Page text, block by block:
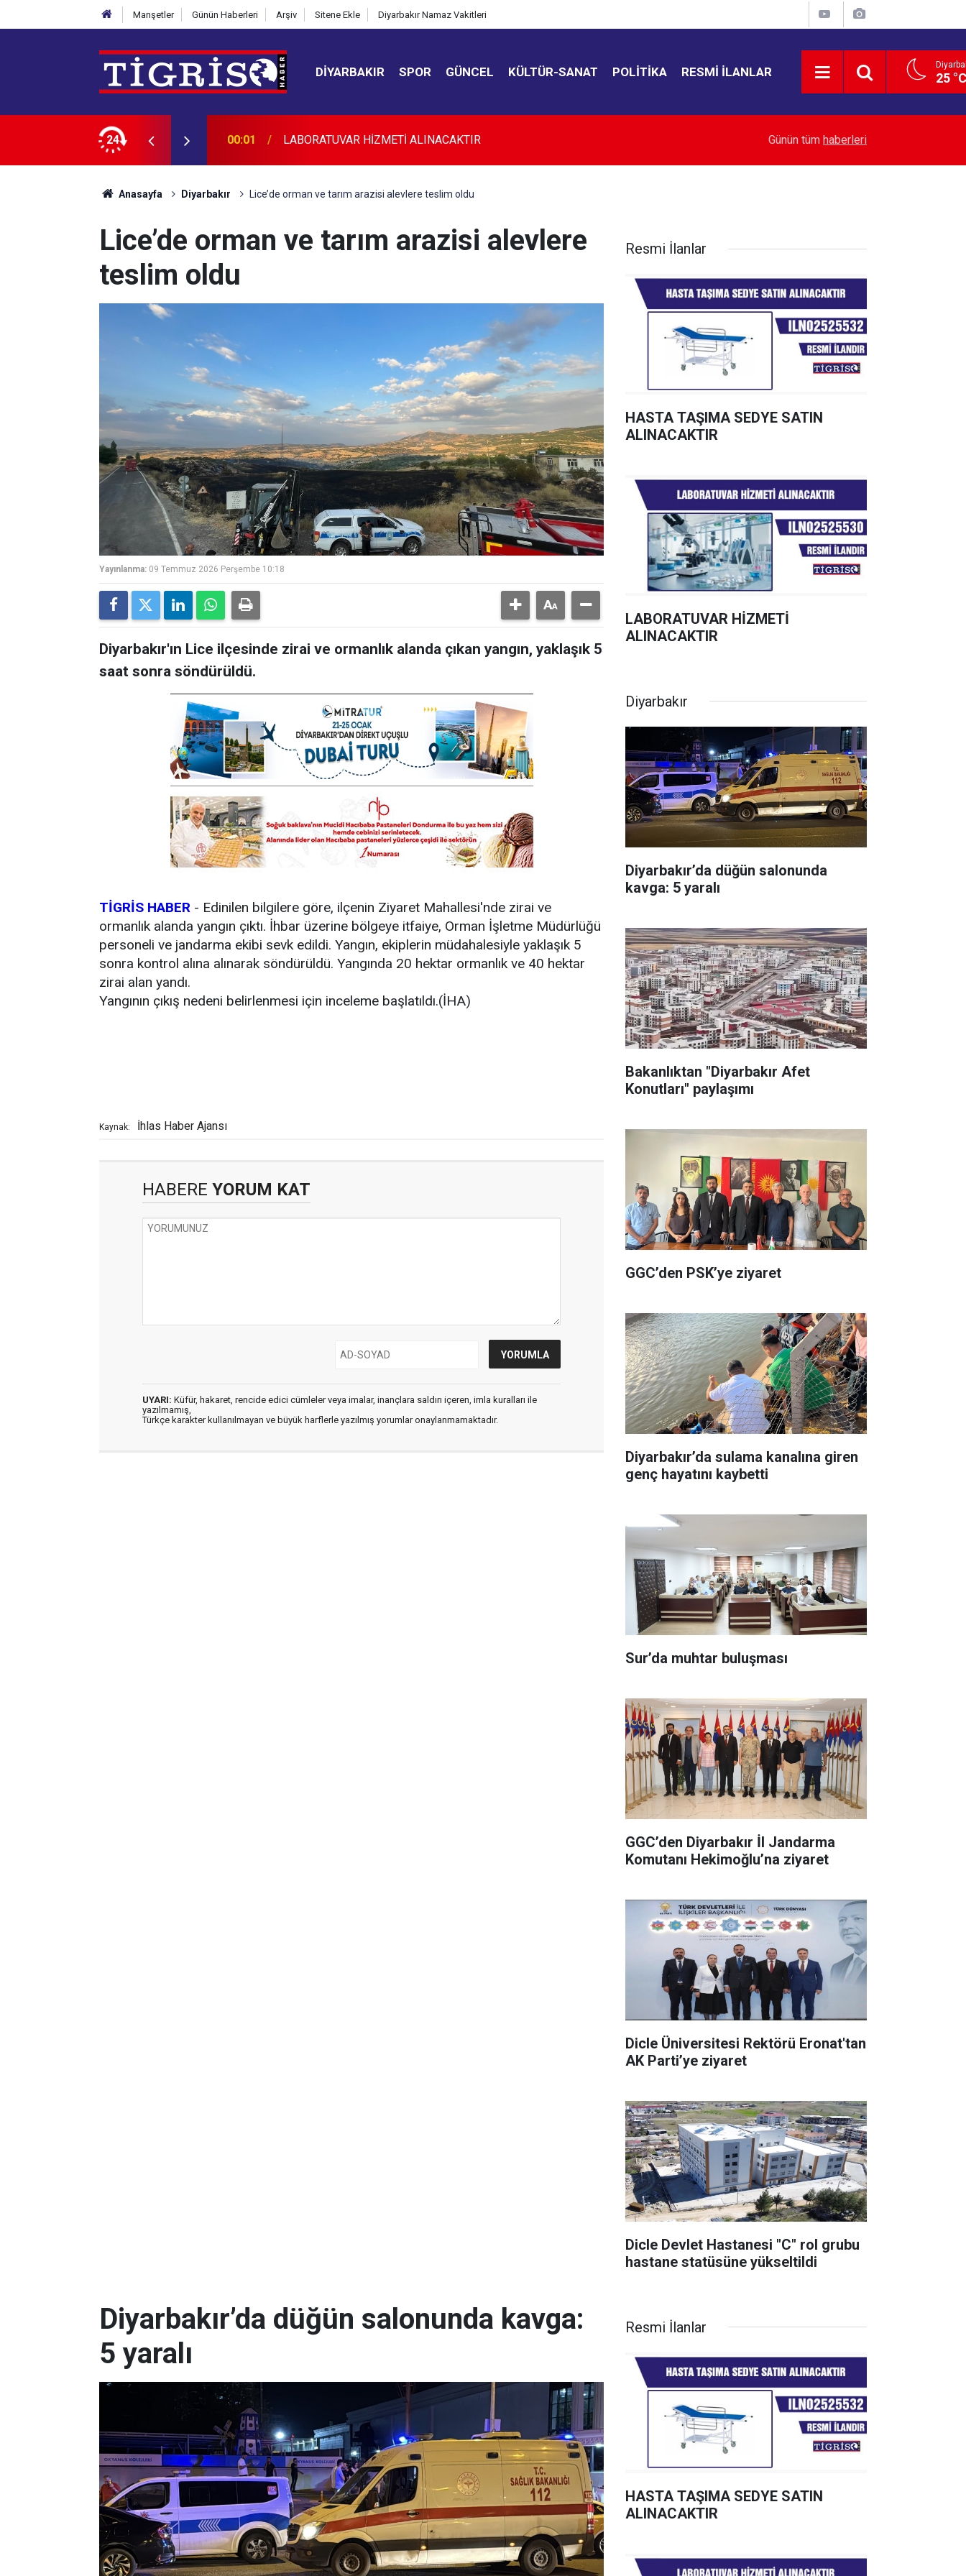
Manşetler Günün Haberleri Arşiv Sitene Ekle Diyarbakır Namaz Vakitleri
DIYARBAKIR SPOR GÜNCEL KÜLTÜR-SANAT POLITIKA RESMI İLANLAR 25
24 23:45 Diyarbakır’da düğün salonunda kavga: 5 yaralı Yemen’de ölü sayısı 38’e yükseldi
Günün tüm haberleri
Anasayfa Diyarbakır Lice’de orman ve tarım arazisi alevlere teslim oldu
Lice’de orman ve tarım arazisi alevlere
teslim oldu
Yayınlanma: 09 Temmuz 2026 Perşembe 10:18
Diyarbakır'ın Lice ilçesinde zirai ve ormanlık alanda çıkan yangın, yaklaşık 5
saat sonra söndürüldü.
TİGRİS HABER - Edinilen bilgilere göre, ilçenin Ziyaret Mahallesi'nde zirai ve
ormanlık alanda yangın çıktı. İhbar üzerine bölgeye itfaiye, Orman İşletme Müdürlüğü
personeli ve jandarma ekibi sevk edildi. Yangın, ekiplerin müdahalesiyle yaklaşık 5
sonra kontrol alına alınarak söndürüldü. Yangında 20 hektar ormanlık ve 40 hektar
zirai alan yandı.
Yangının çıkış nedeni belirlenmesi için inceleme başlatıldı.(İHA)
Kaynak: İhlas Haber Ajansı
HABERE YORUM KAT
UYARI: Küfür, hakaret, rencide edici cümleler veya imalar, inançlara saldırı içeren, imla kuralları ile
yazılmamış,
Türkçe karakter kullanılmayan ve büyük harflerle yazılmış yorumlar onaylanmamaktadır.
Resmi İlanlar
HASTA TAŞIMA SEDYE SATIN
ALINACAKTIR
LABORATUVAR HİZMETİ
ALINACAKTIR
Diyarbakır
Diyarbakır’da düğün salonunda
kavga: 5 yaralı
Bakanlıktan "Diyarbakır Afet
Konutları" paylaşımı
GGC’den PSK’ye ziyaret
Diyarbakır’da sulama kanalına giren
genç hayatını kaybetti
Sur’da muhtar buluşması
GGC’den Diyarbakır İl Jandarma
Komutanı Hekimoğlu’na ziyaret
Dicle Üniversitesi Rektörü Eronat'tan
AK Parti’ye ziyaret
Dicle Devlet Hastanesi "C" rol grubu
hastane statüsüne yükseltildi
Diyarbakır’da düğün salonunda kavga:
5 yaralı
Resmi İlanlar
HASTA TAŞIMA SEDYE SATIN
ALINACAKTIR